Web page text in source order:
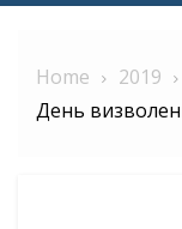
Home 2019
День